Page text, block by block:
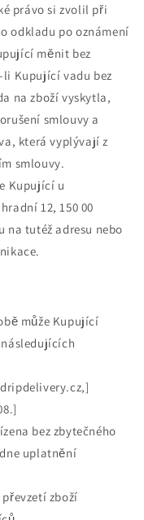
právo si zvolil při
odkladu po oznámení
měnit bez
Kupující vadu bez
na zboží vyskytla,
smlouvy a
která vyplývají z
smlouvy.
Kupující u
12, 150 00
na tutéž adresu nebo
může Kupující
.cz,]
.]
bez zbytečného
uplatnění
zboží